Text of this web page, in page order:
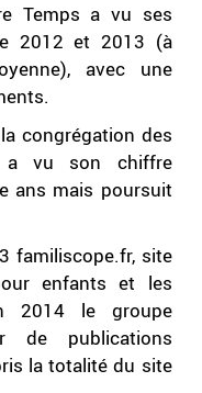
Temps a vu ses
2012 et 2013 (à
avec une
congrégation des
a vu son chiffre
ans mais poursuit
familiscope.fr, site
enfants et les
2014 le groupe
de publications
la totalité du site